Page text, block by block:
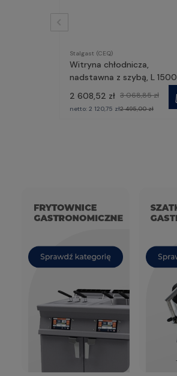
Stalgast (CEQ)
Witryna chłodnicza,
nadstawna z szybą, L 1500
Stalgast
2 608,52 zł 3 068,85 zł
netto: 2 120,75 zł2 495,00 zł